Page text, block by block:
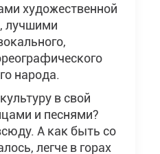
художественной
лучшими
народа.
в свой
и песнями?
А как быть со
легче в горах